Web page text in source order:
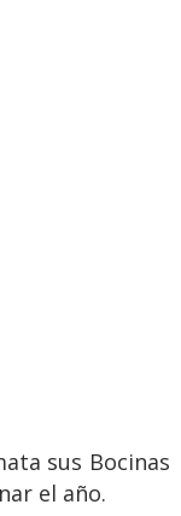
sus Bocinas
el año.